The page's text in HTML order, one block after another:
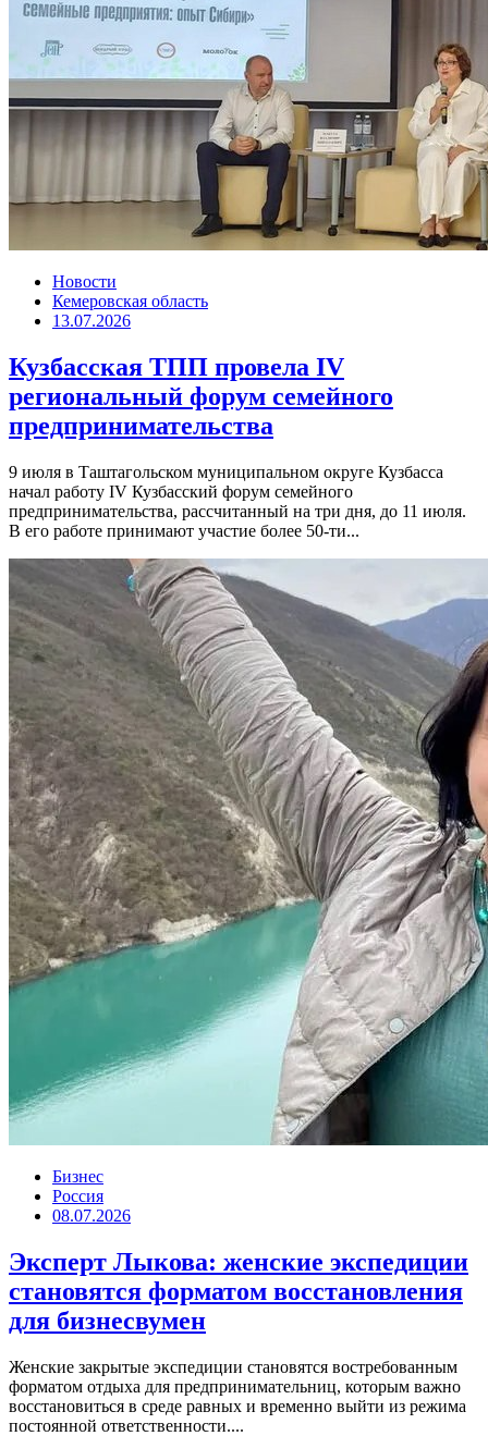
Новости
Кемеровская область
13.07.2026
Кузбасская ТПП провела IV
региональный форум семейного
предпринимательства
9 июля в Таштагольском муниципальном округе Кузбасса
начал работу IV Кузбасский форум семейного
предпринимательства, рассчитанный на три дня, до 11 июля.
В его работе принимают участие более 50-ти...
Бизнес
Россия
08.07.2026
Эксперт Лыкова: женские экспедиции
становятся форматом восстановления
для бизнесвумен
Женские закрытые экспедиции становятся востребованным
форматом отдыха для предпринимательниц, которым важно
восстановиться в среде равных и временно выйти из режима
постоянной ответственности....